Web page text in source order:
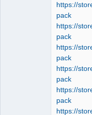
https://
pack
https://
pack
https://
pack
https://
pack
https://
pack
https://